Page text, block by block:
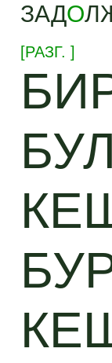
ЗАДО
[РАЗГ. ]